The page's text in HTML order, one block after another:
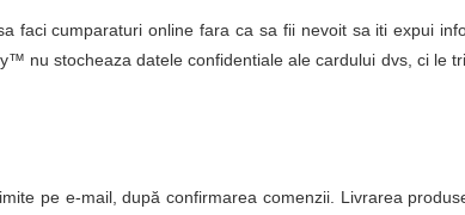
faci cumparaturi online fara ca sa fii nevoit sa iti expui
nu stocheaza datele confidentiale ale cardului dvs, ci le
pe e-mail, după confirmarea comenzii. Livrarea